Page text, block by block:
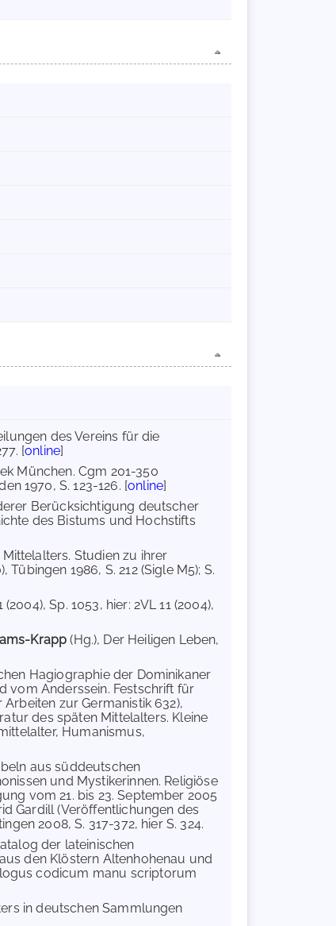
des Vereins für die
[online]
München. Cgm 201-350
1970, S. 123-126. [online]
Berücksichtigung deutscher
des Bistums und Hochstifts
Studien zu ihrer
1986, S. 212 (Sigle M5); S.
(2004), Sp. 1053, hier: 2VL 11 (2004),
Krapp(Hg.), Der Heiligen Leben,
Hagiographie der Dominikaner
vom Anderssein. Festschrift für
zur Germanistik 632),
des späten Mittelalters. Kleine
Humanismus,
aus süddeutschen
und Mystikerinnen. Religiöse
vom 21. bis 23. September 2005
Gardill (Veröffentlichungen des
2008, S. 317-372, hier S. 324.
der lateinischen
den Klöstern Altenhohenau und
codicum manu scriptorum
in deutschen Sammlungen